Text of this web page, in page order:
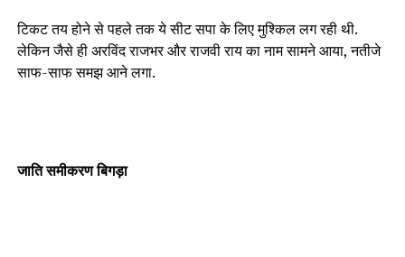
टिकट तय होने से पहले तक ये सीट सपा के लिए मुश्किल लग रही थी.
लेकिन जैसे ही अरविंद राजभर और राजवी राय का नाम सामने आया, नतीजे
साफ-साफ समझ आने लगा.
जाति समीकरण बिगड़ा